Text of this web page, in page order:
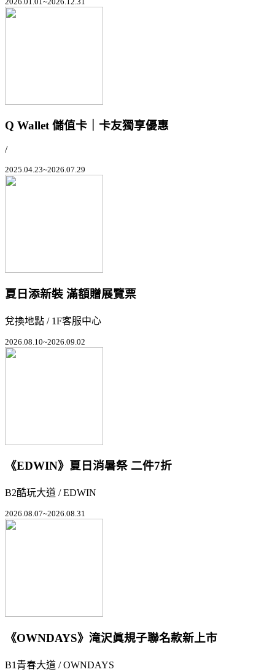
Q Wallet 儲值卡｜卡友獨享優惠
/
2025.04.23~2026.07.29
夏日添新裝 滿額贈展覽票
兌換地點 / 1F客服中心
2026.08.10~2026.09.02
《EDWIN》夏日消暑祭 二件7折
B2酷玩大道 / EDWIN
2026.08.07~2026.08.31
《OWNDAYS》滝沢眞規子聯名款新上市
B1青春大道 / OWNDAYS